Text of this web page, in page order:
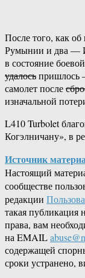
После того, как
Румынии и два —
в состояние
удалосьпришлось
самолет после
изначальной
L410 Turbolet
Когэлничану», в
Источник
Настоящий
сообществе
редакции
такая
права, вам
на EMAIL
содержащей
сроки устранено,